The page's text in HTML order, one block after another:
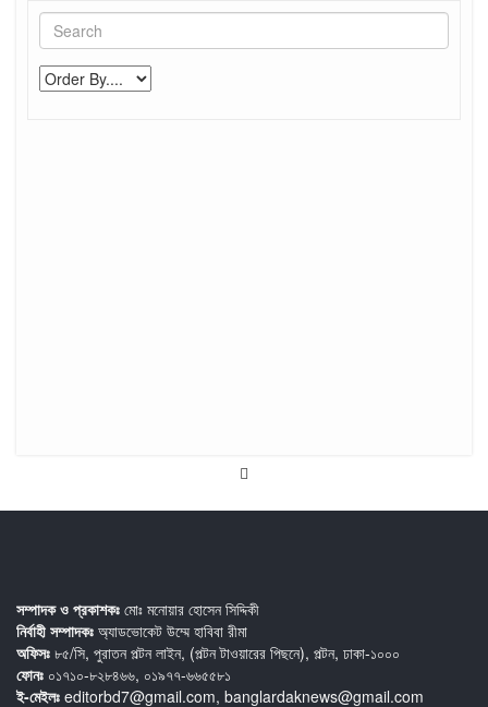
সম্পাদক ও প্রকাশকঃ মোঃ মনোয়ার হোসেন সিদ্দিকী
নির্বাহী সম্পাদকঃ অ্যাডভোকেট উম্মে হাবিবা রীমা
অফিসঃ ৮৫/সি, পুরাতন পল্টন লাইন, (পল্টন টাওয়ারের পিছনে), পল্টন, ঢাকা-১০০০
ফোনঃ ০১৭১০-৮২৮৪৬৬, ০১৯৭৭-৬৬৫৫৮১
ই-মেইলঃ editorbd7@gmail.com, banglardaknews@gmail.com